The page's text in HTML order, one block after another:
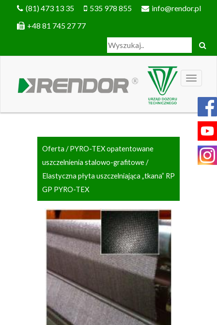
(81) 473 13 35 535 978 855
info@rendor.pl
+48 81 745 27 77
Oferta /PYRO-TEX opatentowane
uszczelnienia stalowo-grafitowe/
Elastyczna płyta uszczelniająca „tkana” RP
GP PYRO-TEX